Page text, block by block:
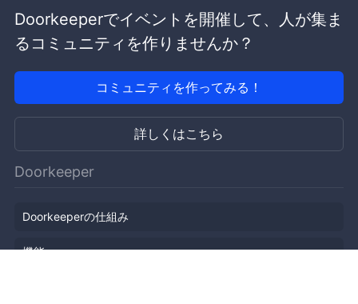
Doorkeeperでイベントを開催して、人が集ま
るコミュニティを作りませんか？
コミュニティを作ってみる！
詳しくはこちら
Doorkeeper
Doorkeeperの仕組み
機能